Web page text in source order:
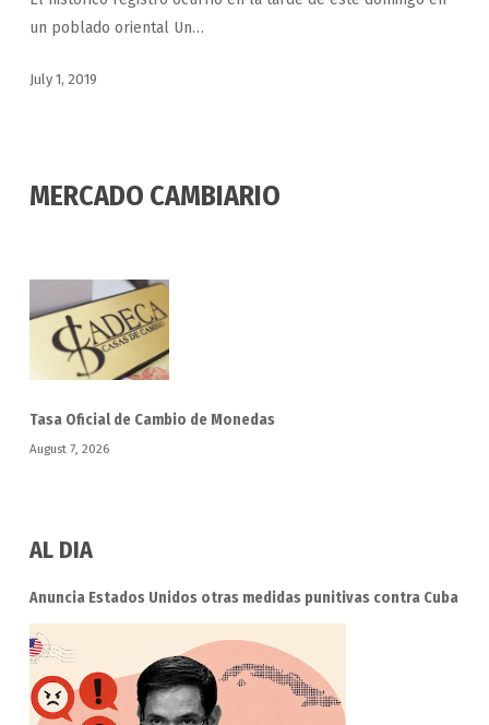
Cuba
un poblado oriental Un…
July 1, 2019
MERCADO CAMBIARIO
Tasa Oficial de Cambio de Monedas
August 7, 2026
AL DIA
Anuncia Estados Unidos otras medidas punitivas contra Cuba